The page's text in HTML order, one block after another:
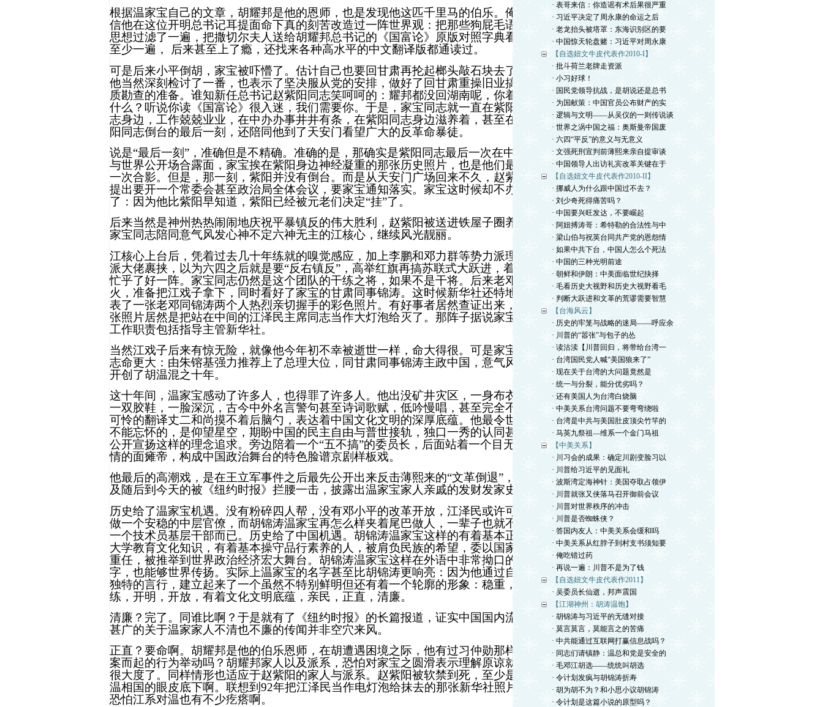
根据温家宝自己的文章，胡耀邦是他的恩师，也是发现他这匹千里马的伯乐。俺相
信他在这位开明总书记耳提面命下真的刻苦改造过一阵世界观：把那些狗屁毛语录
思想过滤了一遍，把撒切尔夫人送给胡耀邦总书记的《国富论》原版对照字典看过
至少一遍，
后来甚至上了瘾，还找来各种高水平的中文翻译版都通读过。
可是后来小平倒胡，家宝被吓懵了。估计自己也要回甘肃再抡起榔头敲石块去了。
他当然深刻检讨了一番，也表示了坚决服从党的安排，做好了回甘肃重操旧业搞地
质勘查的准备。谁知新任总书记赵紫阳同志笑呵呵的：耀邦都没回湖南呢，你着急
什么？听说你读《国富论》很入迷，我们需要你。于是，家宝同志就一直在紫阳同
志身边，工作兢兢业业，在中办办事井井有条，在紫阳同志身边滋养着，甚至在紫
阳同志倒台的最后一刻，还陪同他到了天安门看望广大的反革命暴徒。
说是“最后一刻”，准确但是不精确。准确的是，那确实是紫阳同志最后一次在中国
与世界公开场合露面，家宝挨在紫阳身边神经凝重的那张历史照片，也是他们最后
一次合影。但是，那一刻，紫阳并没有倒台。而是从天安门广场回来不久，赵紫阳
提出要开一个常委会甚至政治局全体会议，要家宝通知落实。家宝这时候却不办
了：因为他比紫阳早知道，紫阳已经被元老们决定“挂”了。
后来当然是神州热热闹闹地庆祝平暴镇反的伟大胜利，赵紫阳被送进铁屋子圈养，
家宝同志陪同意气风发心神不定六神无主的江核心， 继续风光靓丽。
江核心上台后，凭着过去几十年练就的嗅觉感应，加上李鹏和邓力群等势力派理论
派大佬裹挟，以为六四之后就是要“反右镇反”，高举红旗再搞苏联式大跃进，着实
忙乎了好一阵。家宝同志仍然是这个团队的干练之将，如果不是干将。后来老邓发
火，准备把江戏子拿下，同时看好了家宝的甘肃同事锦涛。这时候新华社还特地发
表了一张老邓同锦涛两个人热烈亲切握手的彩色照片。有好事者居然查证出来，这
张照片居然是把站在中间的江泽民主席同志当作大灯泡给灭了。那阵子据说家宝的
工作职责包括指导主管新华社。
当然江戏子后来有惊无险，就像他今年初不幸被逝世一样，命大得很。可是家宝同
志命更大：由朱镕基强力推荐上了总理大位，同甘肃同事锦涛主政中国，意气风发
开创了胡温混之十年。
这十年间，温家宝感动了许多人，也得罪了许多人。他出没矿井灾区，一身布衣，
一双胶鞋，一脸深沉，古今中外名言警句甚至诗词歌赋，低吟慢唱，甚至完全不顾
可怜的翻译丈二和尚摸不着后脑勺，表达着中国文化文明的深厚底蕴。他最令世人
不能忘怀的，是仰望星空，期盼中国的民主自由与普世接轨，独口一秀的认同甚至
公开宣扬这样的理念追求。旁边陪着一个“五不搞”的委员长，后面站着一个目无表
情的面瘫帝，构成中国政治舞台的特色脸谱京剧样板戏。
他最后的高潮戏，是在王立军事件之后最先公开出来反击薄熙来的“文革倒退”，以
及随后到今天的被《纽约时报》拦腰一击，披露出温家宝家人亲戚的发财发家史。
历史给了温家宝机遇。没有粉碎四人帮，没有邓小平的改革开放，江泽民或许可以
做一个安稳的中层官僚，而胡锦涛温家宝再怎么样夹着尾巴做人，一辈子也就不过
一个技术员基层干部而已。历史给了中国机遇。胡锦涛温家宝这样的有着基本正规
大学教育文化知识，有着基本操守品行素养的人，被肩负民族的希望，委以国家的
重任，被推举到世界政治经济宏大舞台。胡锦涛温家宝这样在外语中非常拗口的名
字，也能够世界传扬。实际上温家宝的名字甚至比胡锦涛更响亮：因为他通过自己
独特的言行，建立起来了一个虽然不特别鲜明但还有着一个轮廓的形象：稳重，干
练，开明，开放，有着文化文明底蕴，亲民，正直，清廉。
清廉？完了。同谁比啊？于是就有了《纽约时报》的长篇报道，证实中国国内流传
甚广的关于温家家人不清也不廉的传闻并非空穴来风。
正直？要命啊。胡耀邦是他的伯乐恩师，在胡遭遇困境之际，他有过习仲勋那样拍
案而起的行为举动吗？胡耀邦家人以及派系，恐怕对家宝之圆滑表示理解原谅就是
很大度了。同样情形也适应于赵紫阳的家人与派系。赵紫阳被软禁到死，至少是在
温相国的眼皮底下啊。联想到 92年把江泽民当作电灯泡给抹去的那张新华社照片，
恐怕江系对温也有不少疙瘩啊。
· 表哥来信：你造谣有术后果很严重
· 习近平决定了周永康的命运之后
· 老龙抬头被塔罩：东海识别区的要
· 中国惊天轮盘赌：习近平对周永康
【自选妞文牛皮代表作2010-I】
· 批斗荷兰老牌走资派
· 小习好球！
· 国民党领导抗战，是胡说还是总书
· 为国献策：中国官员公布财产的实
· 逻辑与文明——从吴仪的一则传说谈
· 世界之涡中国之福：奥斯曼帝国废
· 六四“平反”的意义与无意义
· 文强死刑宣判前薄熙来亲自提审谈
· 中国领导人出访礼宾改革关键在于
【自选妞文牛皮代表作2010-II】
· 挪威人为什么跟中国过不去？
· 刘少奇死得痛苦吗？
· 中国要兴旺发达，不要崛起
· 阿妞搏涛哥：希特勒的合法性与中
· 梁山伯与祝英台同共产党的恩怨情
· 如果中共下台，中国人怎么个死法
· 中国的三种光明前途
· 朝鲜和伊朗：中美面临世纪抉择
· 毛看历史大视野和历史大视野看毛
· 判断大跃进和文革的荒谬需要智慧
【台海风云】
· 历史的牢笼与战略的迷局——呼应余
· 川普的“嚣张”与包子的怂
· 读沽渎【川普回归，将带给台湾一
· 台湾国民党人喊“美国狼来了”
· 现在关于台湾的大问题竟然是
· 统一与分裂，能分优劣吗？
· 还有美国人为台湾白烧脑
· 中美关系台湾问题不要弯弯绕啦
· 台湾是中共与美国肚皮顶尖竹竿的
· 马英九祭祖—维系一个金门马祖
【中美关系】
· 川习会的成果：确定川剧变脸习以
· 川普给习近平的见面礼
· 波斯湾定海神针：美国夺取占领伊
· 川普就张又侠落马召开御前会议
· 川普对世界秩序的冲击
· 川普是否蜘蛛侠？
· 答国内友人：中美关系会缓和吗
· 中美关系从红脖子到村支书须知要
· 俺吃错过药
· 再说一遍：川普不是为了钱
【自选妞文牛皮代表作2011】
· 吴委员长仙逝，邦声震国
【江湖神州：胡涛温饱】
· 胡锦涛与习近平的无缝对接
· 莫言莫言，莫能言之的苦痛
· 中共能通过互联网打赢信息战吗？
· 同志们请镇静：温总和党是安全的
· 毛邓江胡选——统统叫胡选
· 令计划发疯与胡锦涛折寿
· 胡为胡不为？和小思小议胡锦涛
· 令计划是这篇小说的原型吗？